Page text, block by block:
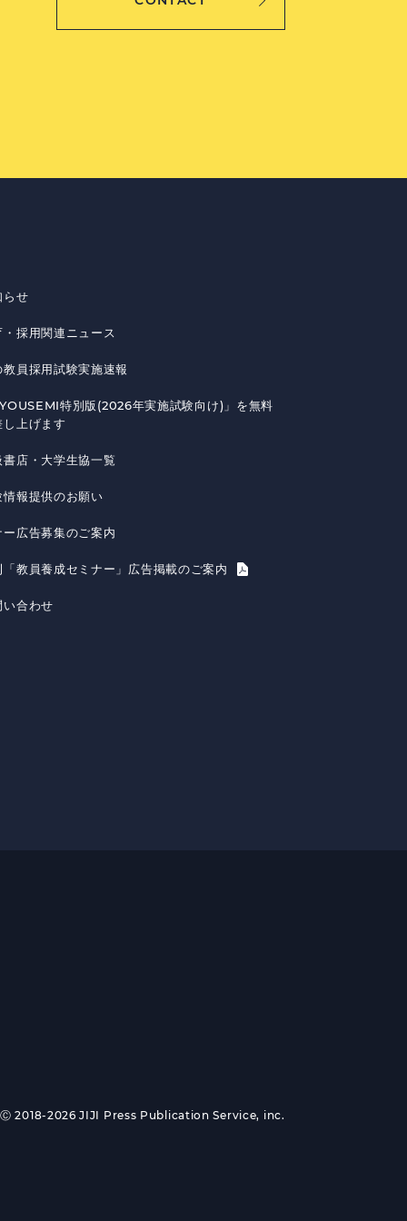
らせ
・採用関連ニュース
教員採用試験実施速報
特別版(2026年実施試験向け)」を無料
し上げます
書店・大学生協一覧
情報提供のお願い
ー広告募集のご案内
「教員養成セミナー」広告掲載のご案内
い合わせ
Ⓒ 2018-2026 JIJI Press Publication Service, inc.